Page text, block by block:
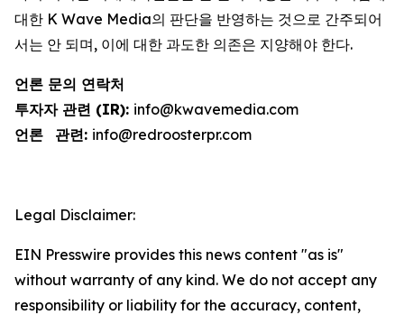
대한 K Wave Media의 판단을 반영하는 것으로 간주되어
서는 안 되며, 이에 대한 과도한 의존은 지양해야 한다.
언론 문의 연락처
투자자 관련 (IR): info@kwavemedia.com
언론
관련: info@redroosterpr.com
Legal Disclaimer:
EIN Presswire provides this news content "as is"
without warranty of any kind. We do not accept any
responsibility or liability for the accuracy, content,